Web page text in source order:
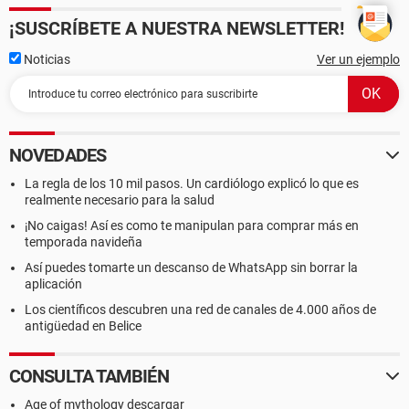
Propiedades de la Placa Base:
Fabricante PCCHIPS
Producto P29G
Versión 1.0
Número de serie 00000000
¡SUSCRÍBETE A NUESTRA NEWSLETTER!
Noticias Ver un ejemplo
NOVEDADES
La regla de los 10 mil pasos. Un cardiólogo explicó lo que es
realmente necesario para la salud
¡No caigas! Así es como te manipulan para comprar más en
temporada navideña
Así puedes tomarte un descanso de WhatsApp sin borrar la
aplicación
Los científicos descubren una red de canales de 4.000 años de
antigüedad en Belice
CONSULTA TAMBIÉN
Age of mythology descargar